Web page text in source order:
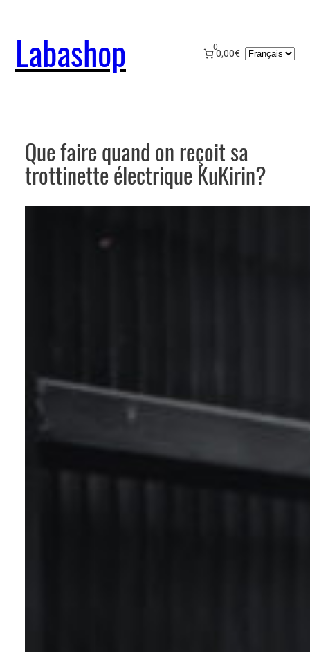
contenu
Labashop 0
0,00€
Choisir
Que faire quand on reçoit sa
trottinette électrique KuKirin?